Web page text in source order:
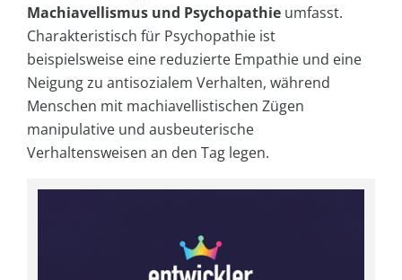
Machiavellismus und Psychopathie umfasst.
Charakteristisch für Psychopathie ist
beispielsweise eine reduzierte Empathie und eine
Neigung zu antisozialem Verhalten, während
Menschen mit machiavellistischen Zügen
manipulative und ausbeuterische
Verhaltensweisen an den Tag legen.